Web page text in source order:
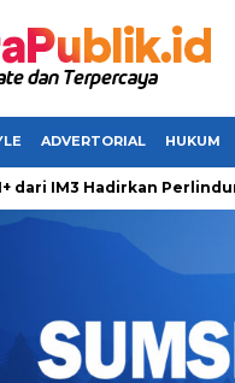
ADVERTORIAL HUKUM
Hadirkan Perlindungan